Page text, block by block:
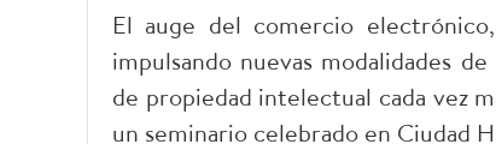
El auge del comercio
impulsando nuevas modalidades
de propiedad intelectual cada vez
un seminario celebrado en Ciudad